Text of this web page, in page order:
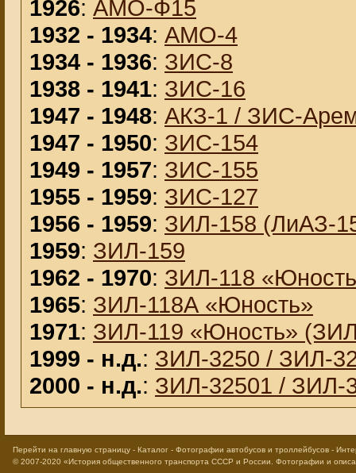
1926: АМО-Ф15
1932 - 1934: АМО-4
1934 - 1936: ЗИС-8
1938 - 1941: ЗИС-16
1947 - 1948: АКЗ-1 / ЗИС-
1947 - 1950: ЗИС-154
1949 - 1957: ЗИС-155
1955 - 1959: ЗИС-127
1956 - 1959: ЗИЛ-158 (ЛиАЗ-
1959: ЗИЛ-159
1962 - 1970: ЗИЛ-118
1965: ЗИЛ-118А «Юность»
1971: ЗИЛ-119 «Юность»
1999 - н.д.: ЗИЛ-3250 / ЗИЛ-
2000 - н.д.: ЗИЛ-32501 / ЗИЛ-
Перейти на главную страницу - Каталог - Фотографии автобусов и троллейбусов -
© 2007-2020 «История общественного транспорта СССР и России. Фотографии и